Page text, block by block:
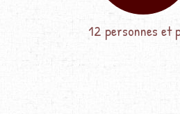
12 personnes et